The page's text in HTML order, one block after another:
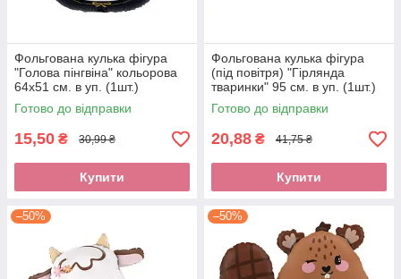
Фольгована кулька фігура
"Голова пінгвіна" кольорова
64х51 см. в уп. (1шт.)
Готово до відправки
15,50 ₴ 30,99 ₴
Купити
Фольгована кулька фігура
(під повітря) "Гірлянда
тваринки" 95 см. в уп. (1шт.)
Готово до відправки
20,88 ₴ 41,75 ₴
Купити
–50% –50%